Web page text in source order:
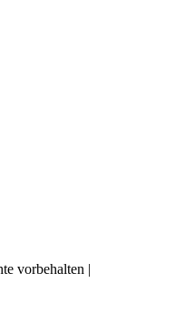
vorbehalten |